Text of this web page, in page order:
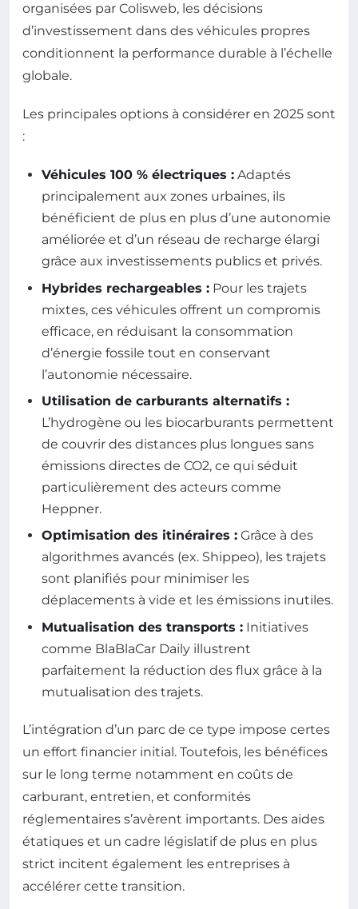
organisées par Colisweb, les décisions
d’investissement dans des véhicules propres
conditionnent la performance durable à l’échelle
globale.
Les principales options à considérer en 2025 sont
:
Véhicules 100 % électriques : Adaptés
principalement aux zones urbaines, ils
bénéficient de plus en plus d’une autonomie
améliorée et d’un réseau de recharge élargi
grâce aux investissements publics et privés.
Hybrides rechargeables : Pour les trajets
mixtes, ces véhicules offrent un compromis
efficace, en réduisant la consommation
d’énergie fossile tout en conservant
l’autonomie nécessaire.
Utilisation de carburants alternatifs :
L’hydrogène ou les biocarburants permettent
de couvrir des distances plus longues sans
émissions directes de CO2, ce qui séduit
particulièrement des acteurs comme
Heppner.
Optimisation des itinéraires : Grâce à des
algorithmes avancés (ex. Shippeo), les trajets
sont planifiés pour minimiser les
déplacements à vide et les émissions inutiles.
Mutualisation des transports : Initiatives
comme BlaBlaCar Daily illustrent
parfaitement la réduction des flux grâce à la
mutualisation des trajets.
L’intégration d’un parc de ce type impose certes
un effort financier initial. Toutefois, les bénéfices
sur le long terme notamment en coûts de
carburant, entretien, et conformités
réglementaires s’avèrent importants. Des aides
étatiques et un cadre législatif de plus en plus
strict incitent également les entreprises à
accélérer cette transition.